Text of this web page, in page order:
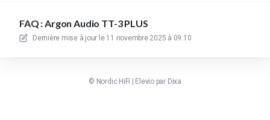
FAQ : Argon Audio TT-3 PLUS
Dernière mise à jour le 11 novembre 2025 à 09:10
© Nordic HiFi Elevio par Dixa